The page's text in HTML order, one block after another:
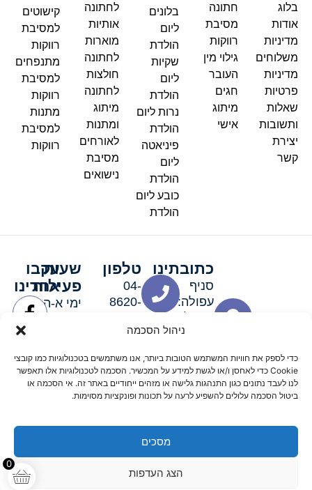
ניהול הסכמה
כדי לספק את חוויות המשתמש הטובות ביותר, אנו משתמשים בטכנולוגיות כמו קובצי
Cookie כדי לאחסן ו/או לגשת למידע על המכשיר. הסכמה לטכנולוגיות אלו תאפשר
לנו לעבד נתונים כגון התנהגות גלישה או מזהים ייחודיים באתר זה. אי הסכמה או
ביטול הסכמה עלולים להשפיע לרעה על תכונות ופונקציות מסוימות.
מסכים
הצג העדפות
0
בלוג
אודות
מדיניות
משלוחים
מדיניות
פרטיות
שאלות
ותשובות
יצירת
קשר
חתונה
מסיבת
רווקות
גילוי מין
העובר
חגים
מיתוג
אישי
בלונים
ליום
הולדת
שקיות
ליום
הולדת
נרות ליום
הולדת
פיניאטה
ליום
הולדת
כובע ליום
הולדת
לחתונה
אותיות
מוארות
לחתונה
חולצות
לחתונה
מיתוג
ומתנות
לאורחים
מסיבת
נישואים
קישוטים
למסיבת
רווקות
מתנפחים
למסיבת
רווקות
מתנות
למסיבת
רווקות
כתובתינו
סניף
עפולה:
סניף מגדל
האלה 19
טלפון
04-
8620-
שעות
פעילות
ימי א-ה:
ימי שישי
וערבי חג:
8:30-
15:00
עקבו
אחרינו
תקנון אתרשלום דיגיטל קידום אורגני מקצועי